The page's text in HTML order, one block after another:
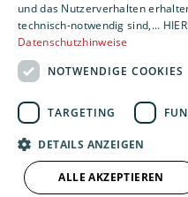
und das Nutzerverhalten
technisch-notwendig sind,... HIER
Datenschutzhinweise
NOTWENDIGE COOKIES
TARGETING
DETAILS ANZEIGEN
ALLE AKZEPTIEREN